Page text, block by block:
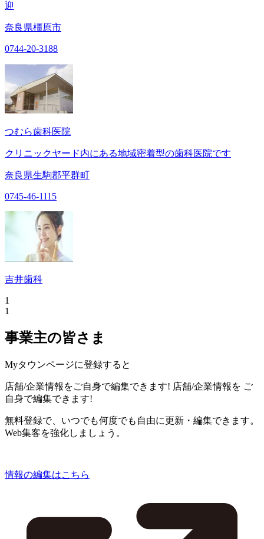
迎
奈良県橿原市
0744-20-3188
つむら歯科医院
クリニックヤード内にある地域密着型の歯科医院です
奈良県生駒郡平群町
0745-46-1115
吉井歯科
1
1
事業主の皆さま
Myタウンページに登録すると
店舗/企業情報をご自身で編集できます! 店舗/企業情報を ご
自身で編集できます!
無料登録で、いつでも何度でも自由に更新・編集できます。
Web集客を強化しましょう。
情報の編集はこちら